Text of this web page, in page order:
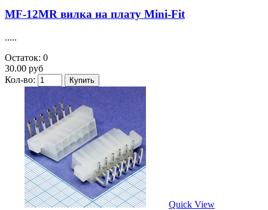
MF-12MR вилка на плату Mini-Fit
.....
Остаток: 0
30.00 руб
Кол-во:
Quick View